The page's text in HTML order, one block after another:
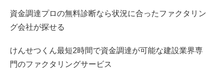
資金調達プロの無料診断なら状況に合ったファクタリン
グ会社が探せる
けんせつくん最短2時間で資金調達が可能な建設業界専
門のファクタリングサービス